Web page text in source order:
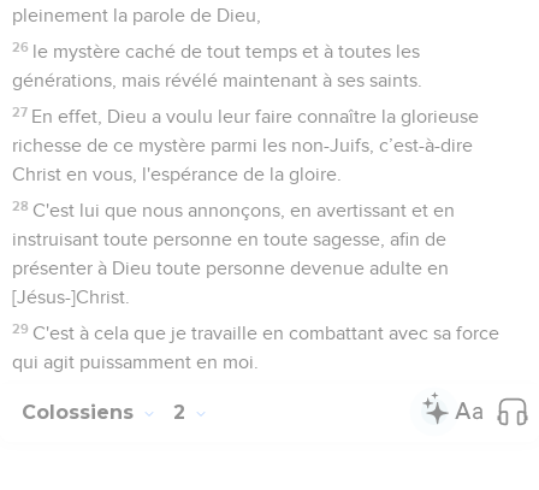
pleinement la parole de Dieu,
26 le mystère caché de tout temps et à toutes les
générations, mais révélé maintenant à ses saints.
27 En effet, Dieu a voulu leur faire connaître la glorieuse
richesse de ce mystère parmi les non-Juifs, c’est-à-dire
Christ en vous, l'espérance de la gloire.
28 C'est lui que nous annonçons, en avertissant et en
instruisant toute personne en toute sagesse, afin de
présenter à Dieu toute personne devenue adulte en
[Jésus-]Christ.
29 C'est à cela que je travaille en combattant avec sa force
qui agit puissamment en moi.
Colossiens 2